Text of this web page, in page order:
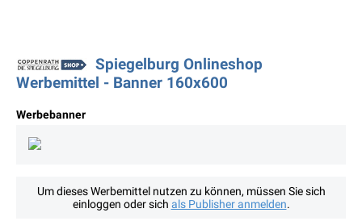
Spiegelburg Onlineshop
Werbemittel - Banner 160x600
Werbebanner
Um dieses Werbemittel nutzen zu können, müssen Sie sich
einloggen oder sich als Publisher anmelden.